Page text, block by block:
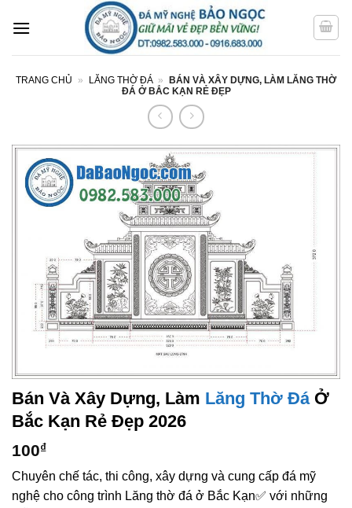
qua
TRANG CHỦ » LĂNG THỜ ĐÁ »
BÁN VÀ XÂY DỰNG, LÀM LĂNG THỜ
ĐÁ Ở BẮC KẠN RẺ ĐẸP
Bán Và Xây Dựng, Làm Lăng Thờ ĐáỞ
Bắc Kạn Rẻ Đẹp 2026
100₫
Chuyên chế tác, thi công, xây dựng và cung cấp đá mỹ
nghệ cho công trình Lăng thờ đá ở Bắc Kạn✅ với những